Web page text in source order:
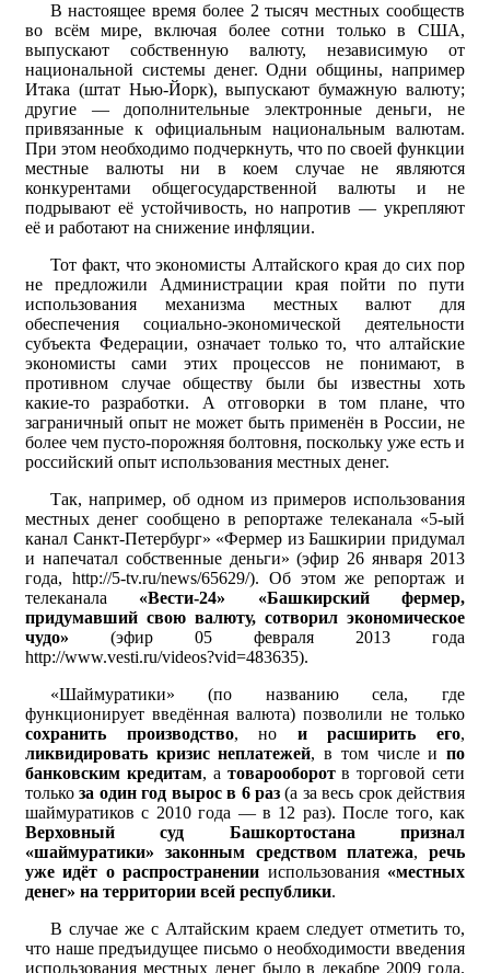
В настоящее время более 2 тысяч местных сообществ
во всём мире, включая более сотни только в США,
выпускают собственную валюту, независимую от
национальной системы денег. Одни общины, например
Итака (штат Нью-Йорк), выпускают бумажную валюту;
другие — дополнительные электронные деньги, не
привязанные к официальным национальным валютам.
При этом необходимо подчеркнуть, что по своей функции
местные валюты ни в коем случае не являются
конкурентами общегосударственной валюты и не
подрывают её устойчивость, но напротив — укрепляют
её и работают на снижение инфляции.
Тот факт, что экономисты Алтайского края до сих пор
не предложили Администрации края пойти по пути
использования механизма местных валют для
обеспечения социально-экономической деятельности
субъекта Федерации, означает только то, что алтайские
экономисты сами этих процессов не понимают, в
противном случае обществу были бы известны хоть
какие-то разработки. А отговорки в том плане, что
заграничный опыт не может быть применён в России, не
более чем пусто-порожняя болтовня, поскольку уже есть и
российский опыт использования местных денег.
Так, например, об одном из примеров использования
местных денег сообщено в репортаже телеканала «5‑ый
канал Санкт-Петербург» «Фермер из Башкирии придумал
и напечатал собственные деньги» (эфир 26 января 2013
года, http://5-tv.ru/news/65629/). Об этом же репортаж и
телеканала «Вести-24» «Башкирский фермер,
придумавший свою валюту, сотворил экономическое
чудо» (эфир 05 февраля 2013 года
http://www.vesti.ru/videos?vid=483635).
«Шаймуратики» (по названию села, где
функционирует введённая валюта) позволили не только
сохранить производство, но и расширить его,
ликвидировать кризис неплатежей, в том числе ипо
банковским кредитам, а товарооборотв торговой сети
толькоза один год вырос в 6 раз(а за весь срок действия
шаймуратиков с 2010 года — в 12 раз). После того, как
Верховный суд Башкортостана признал
«шаймуратики» законным средством платежа, речь
уже идёт о распространении использования «местных
денег» на территории всей республики.
В случае же с Алтайским краем следует отметить то,
что наше предъидущее письмо о необходимости введения
использования местных денег было в декабре 2009 года.